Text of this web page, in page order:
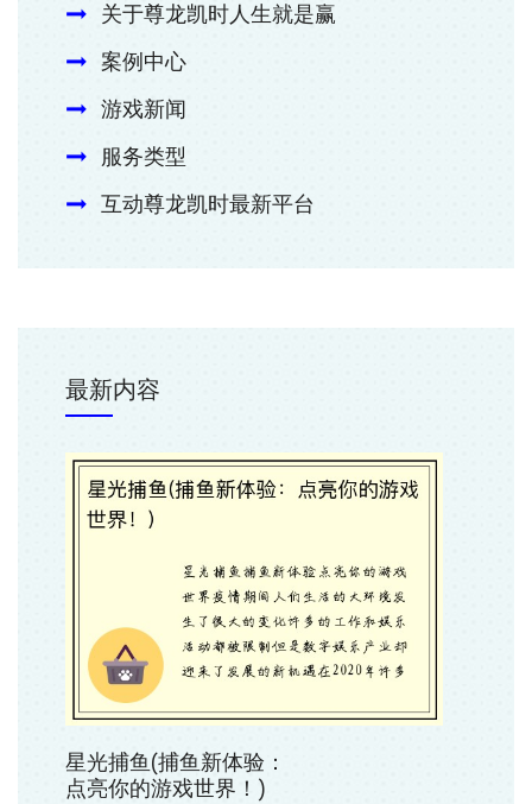
关于尊龙凯时人生就是赢
案例中心
游戏新闻
服务类型
互动尊龙凯时最新平台
最新内容
星光捕鱼(捕鱼新体验：
点亮你的游戏世界！)